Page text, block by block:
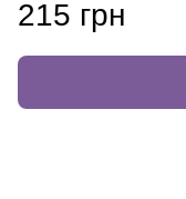
215 грн